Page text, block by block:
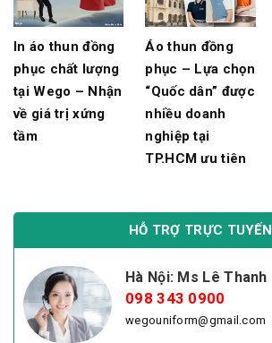
In áo thun đồng
phục chất lượng
tại Wego – Nhận
về giá trị xứng
tầm
Áo thun đồng
phục – Lựa chọn
“Quốc dân” được
nhiều doanh
nghiệp tại
TP.HCM ưu tiên
HỖ TRỢ TRỰC TUYẾN
Hà Nội: Ms Lê Thanh
098 343 0900
wegouniform@gmail.com